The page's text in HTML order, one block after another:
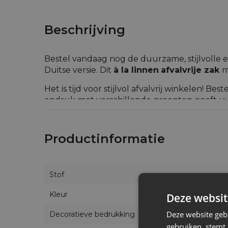
Beschrijving
Bestel vandaag nog de duurzame, stijlvolle
Duitse versie. Dit à la linnen afvalvrije zak
Het is tijd voor stijlvol afvalvrij winkelen!
opdruk met verschillende groenten geeft
afmetingen van35 x 50 cm . De zak heeft een
Alle onze zakjes zijn handgemaakt. De
In het aanbod van onze winkel vind je
toevoeging van synthetische vezels) maar
Productinformatie
Stof
Kleur
Decoratieve bedrukking
Deze
Deze website